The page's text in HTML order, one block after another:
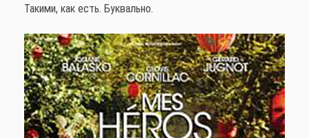
Такими, как есть. Буквально.